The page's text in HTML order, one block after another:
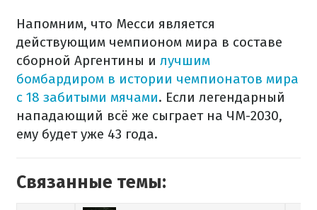
Напомним, что Месси является
действующим чемпионом мира в составе
сборной Аргентины и лучшим
бомбардиром в истории чемпионатов мира
с 18 забитыми мячами. Если легендарный
нападающий всё же сыграет на ЧМ-2030,
ему будет уже 43 года.
Связанные темы: